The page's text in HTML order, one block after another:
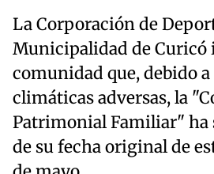
La Corporación de
Municipalidad de Curicó
comunidad que, debido
climáticas adversas, la
Patrimonial Familiar" ha
de su fecha original de